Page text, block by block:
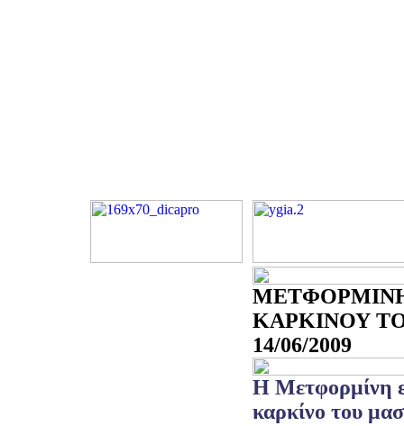
ΚΑΡΚΙΝΟΥ
14/06/2009
Η Μετφορμίνη
καρκίνο του